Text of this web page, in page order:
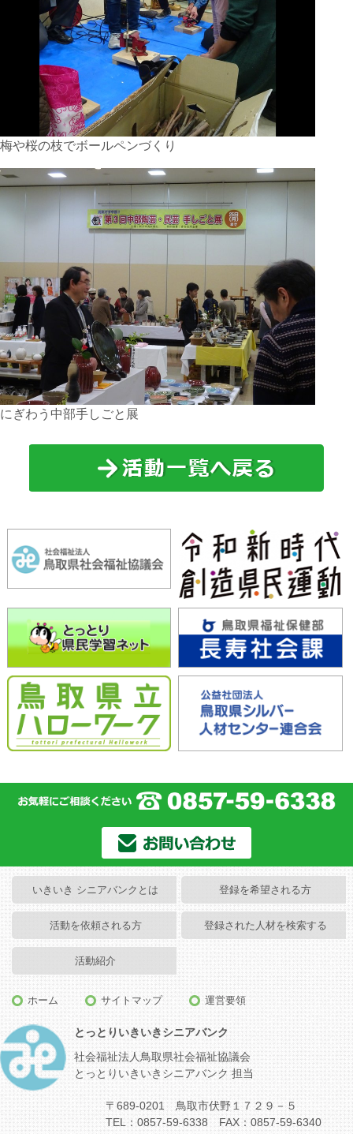
梅や桜の枝でボールペンづくり
にぎわう中部手しごと展
いきいき シニアバンクとは 登録を希望される方
活動を依頼される方 登録された人材を検索する
活動紹介
ホーム サイトマップ 運営要領
とっとりいきいきシニアバンク
社会福祉法人鳥取県社会福祉協議会
とっとりいきいきシニアバンク 担当
〒689-0201 鳥取市伏野１７２９－５
TEL：0857-59-6338 FAX：0857-59-6340